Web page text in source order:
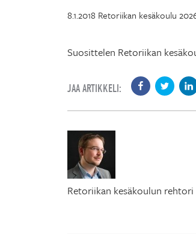
8.1.2018 Retoriikan kesäkoulu
Suosittelen Retoriikan
JAA ARTIKKELI:
Retoriikan kesäkoulun rehtori